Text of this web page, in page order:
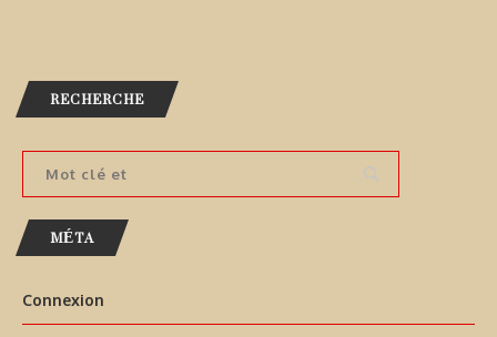
RECHERCHE
MÉTA
Connexion